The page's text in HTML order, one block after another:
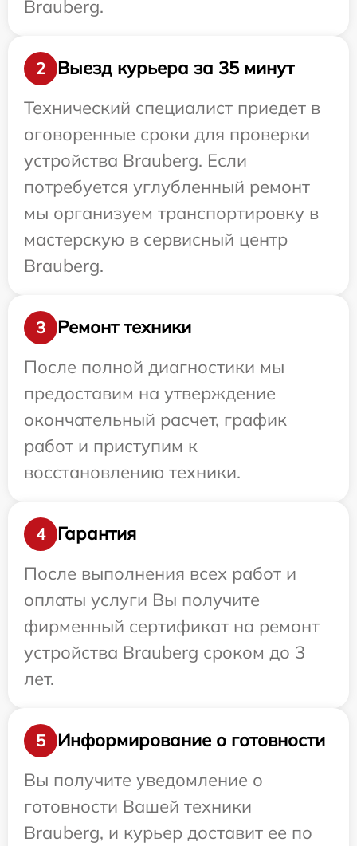
Brauberg.
2
Выезд курьера за 35 минут
Технический специалист приедет в
оговоренные сроки для проверки
устройства Brauberg. Если
потребуется углубленный ремонт
мы организуем транспортировку в
мастерскую в сервисный центр
Brauberg.
3
Ремонт техники
После полной диагностики мы
предоставим на утверждение
окончательный расчет, график
работ и приступим к
восстановлению техники.
4
Гарантия
После выполнения всех работ и
оплаты услуги Вы получите
фирменный сертификат на ремонт
устройства Brauberg сроком до 3
лет.
5
Информирование о готовности
Вы получите уведомление о
готовности Вашей техники
Brauberg, и курьер доставит ее по